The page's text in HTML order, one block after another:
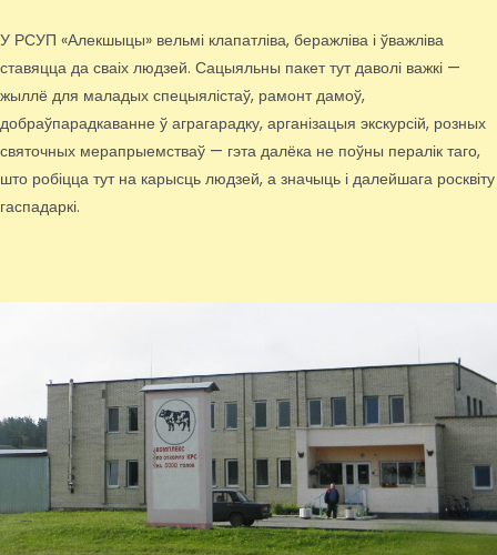
У РСУП «Алекшыцы» вельмі клапатліва, беражліва і ўважліва
ставяцца да сваіх людзей. Сацыяльны пакет тут даволі важкі —
жыллё для маладых спецыялістаў, рамонт дамоў,
добраўпарадкаванне ў аграгарадку, арганізацыя экскурсій, розных
святочных мерапрыемстваў — гэта далёка не поўны пералік таго,
што робіцца тут на карысць людзей, а значыць і далейшага росквіту
гаспадаркі.